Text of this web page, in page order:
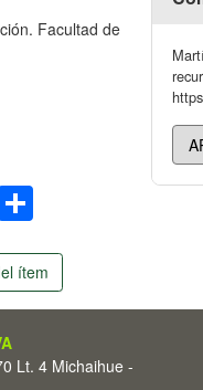
Facultad de
ítem
Lt. 4 Michaihue -